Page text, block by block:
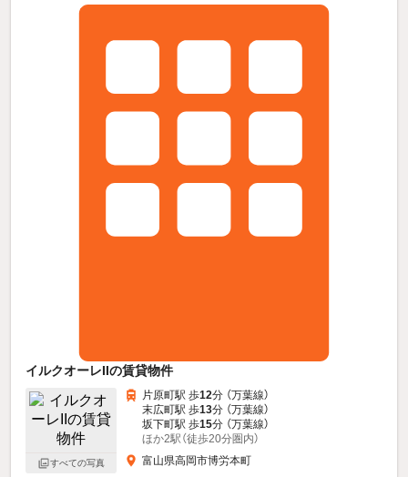
イルクオーレIIの賃貸物件
すべての写真
片原町駅 歩12分 （万葉線）
末広町駅 歩13分 （万葉線）
坂下町駅 歩15分 （万葉線）
ほか2駅（徒歩20分圏内）
富山県高岡市博労本町